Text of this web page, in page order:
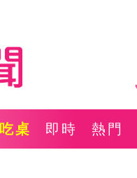
桌 即時 熱門